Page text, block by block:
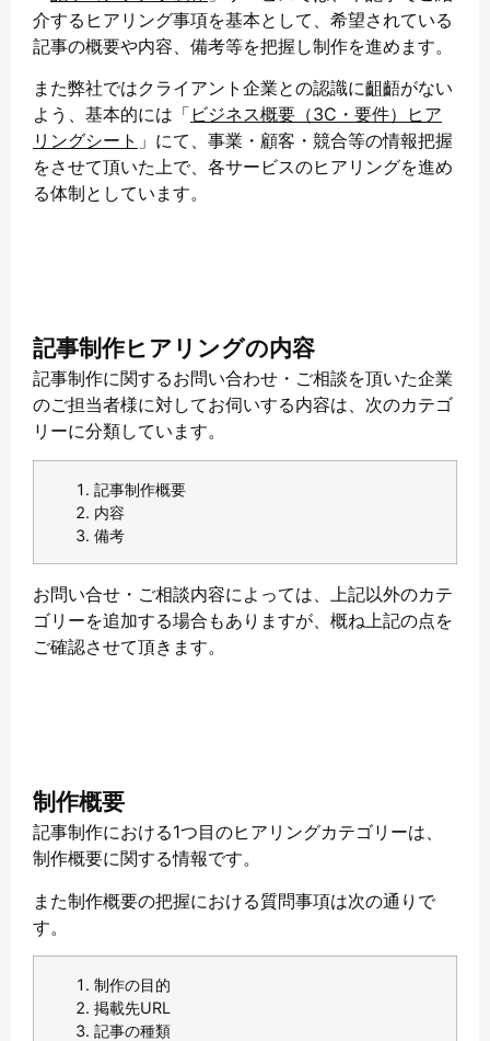
介するヒアリング事項を基本として、希望されている
記事の概要や内容、備考等を把握し制作を進めます。
また弊社ではクライアント企業との認識に齟齬がない
よう、基本的には「 ビジネス概要（3C・要件）ヒア
リングシート 」にて、事業・顧客・競合等の情報把握
をさせて頂いた上で、各サービスのヒアリングを進め
る体制としています。
記事制作ヒアリングの内容
記事制作に関するお問い合わせ・ご相談を頂いた企業
のご担当者様に対してお伺いする内容は、次のカテゴ
リーに分類しています。
記事制作概要
内容
備考
お問い合せ・ご相談内容によっては、上記以外のカテ
ゴリーを追加する場合もありますが、概ね上記の点を
ご確認させて頂きます。
制作概要
記事制作における1つ目のヒアリングカテゴリーは、
制作概要に関する情報です。
また制作概要の把握における質問事項は次の通りで
す。
制作の目的
掲載先URL
記事の種類